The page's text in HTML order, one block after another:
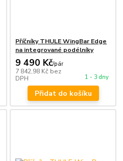
Příčníky THULE WingBar Edge
na integrované podélníky
9 490 Kč/pár
7 842,98 Kč bez
DPH
1 - 3 dny
Přidat do košíku